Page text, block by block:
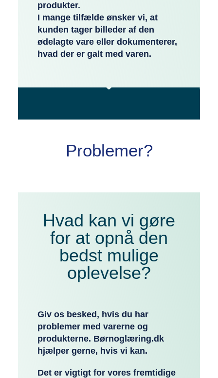
produkter.
I mange tilfælde ønsker vi, at
kunden tager billeder af den
ødelagte vare eller dokumenterer,
hvad der er galt med varen.
Problemer?
Hvad kan vi gøre
for at opnå den
bedst mulige
oplevelse?
Giv os besked, hvis du har
problemer med varerne og
produkterne. Børnoglæring.dk
hjælper gerne, hvis vi kan.
Det er vigtigt for vores fremtidige